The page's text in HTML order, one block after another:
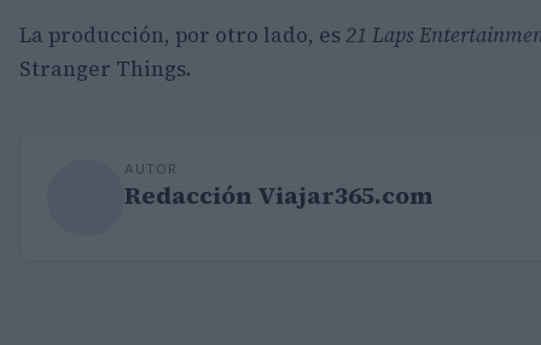
La producción, por otro lado, es21 Laps
Stranger Things.
AUTOR
Redacción Viajar365.com